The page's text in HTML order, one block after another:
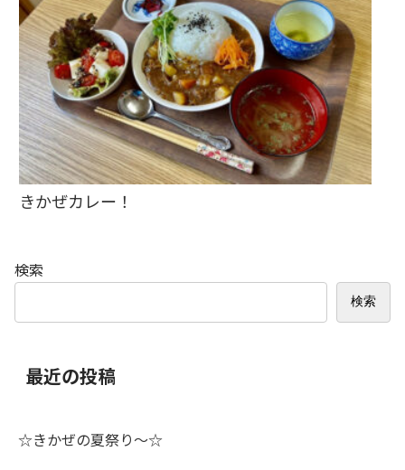
きかぜカレー！
検索
検索
最近の投稿
☆きかぜの夏祭り～☆